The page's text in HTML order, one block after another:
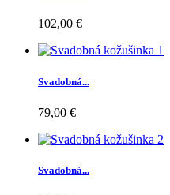
102,00 €
Svadobná...
79,00 €
Svadobná...